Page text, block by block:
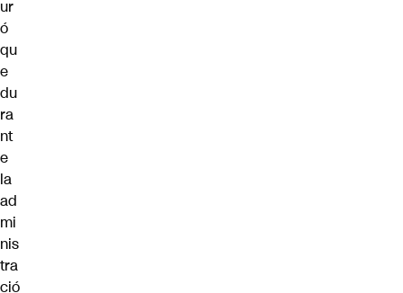
ur
ó
qu
e
du
ra
nt
e
la
ad
mi
nis
tra
ció